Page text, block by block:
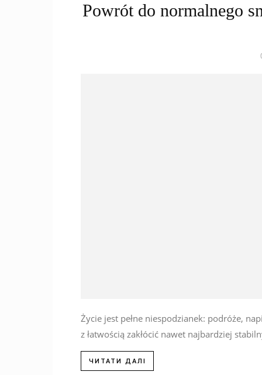
Powrót do normalnego
Życie jest pełne niespodzianek: podróże,
z łatwością zakłócić nawet najbardziej
ЧИТАТИ ДАЛІ